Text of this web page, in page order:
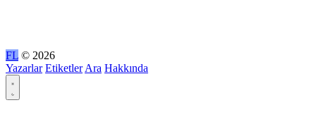
FL © 2026
Yazarlar Etiketler Ara Hakkında